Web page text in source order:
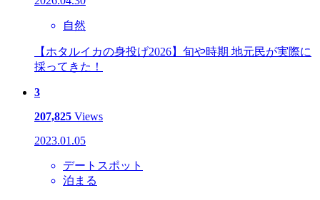
自然
【ホタルイカの身投げ2026】旬や時期 地元民が実際に
採ってきた！
3
207,825 Views
2023.01.05
デートスポット
泊まる